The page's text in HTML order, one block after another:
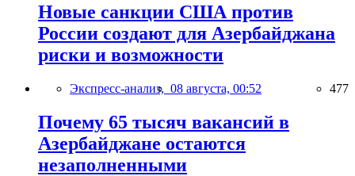
Новые санкции США против
России создают для Азербайджана
риски и возможности
Экспресс-анализ, 08 августа, 00:52 477
Почему 65 тысяч вакансий в
Азербайджане остаются
незаполненными